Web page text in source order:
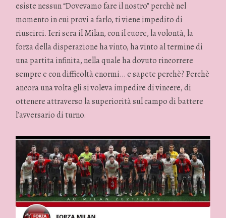
esiste nessun “Dovevamo fare il nostro” perchè nel
momento in cui provi a farlo, ti viene impedito di
riuscirci. Ieri sera il Milan, con il cuore, la volontà, la
forza della disperazione ha vinto, ha vinto al termine di
una partita infinita, nella quale ha dovuto rincorrere
sempre e con difficoltà enormi… e sapete perchè? Perchè
ancora una volta gli si voleva impedire di vincere, di
ottenere attraverso la superiorità sul campo di battere
l’avversario di turno.